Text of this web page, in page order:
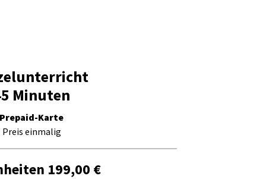
Minuten
Prepaid-Karte
Preis einmalig
199,00 €